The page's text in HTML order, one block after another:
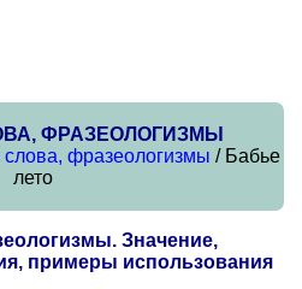
ФРАЗЕОЛОГИЗМЫ
фразеологизмы / Бабье
лето
Значение,
примеры использования